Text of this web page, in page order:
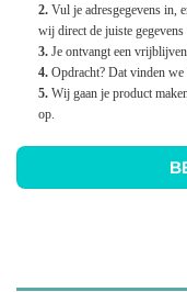
2. Vul je adresgegevens in,
wij direct de juiste gegevens
3. Je ontvangt een
4. Opdracht? Dat vinden
5. Wij gaan je product
op.